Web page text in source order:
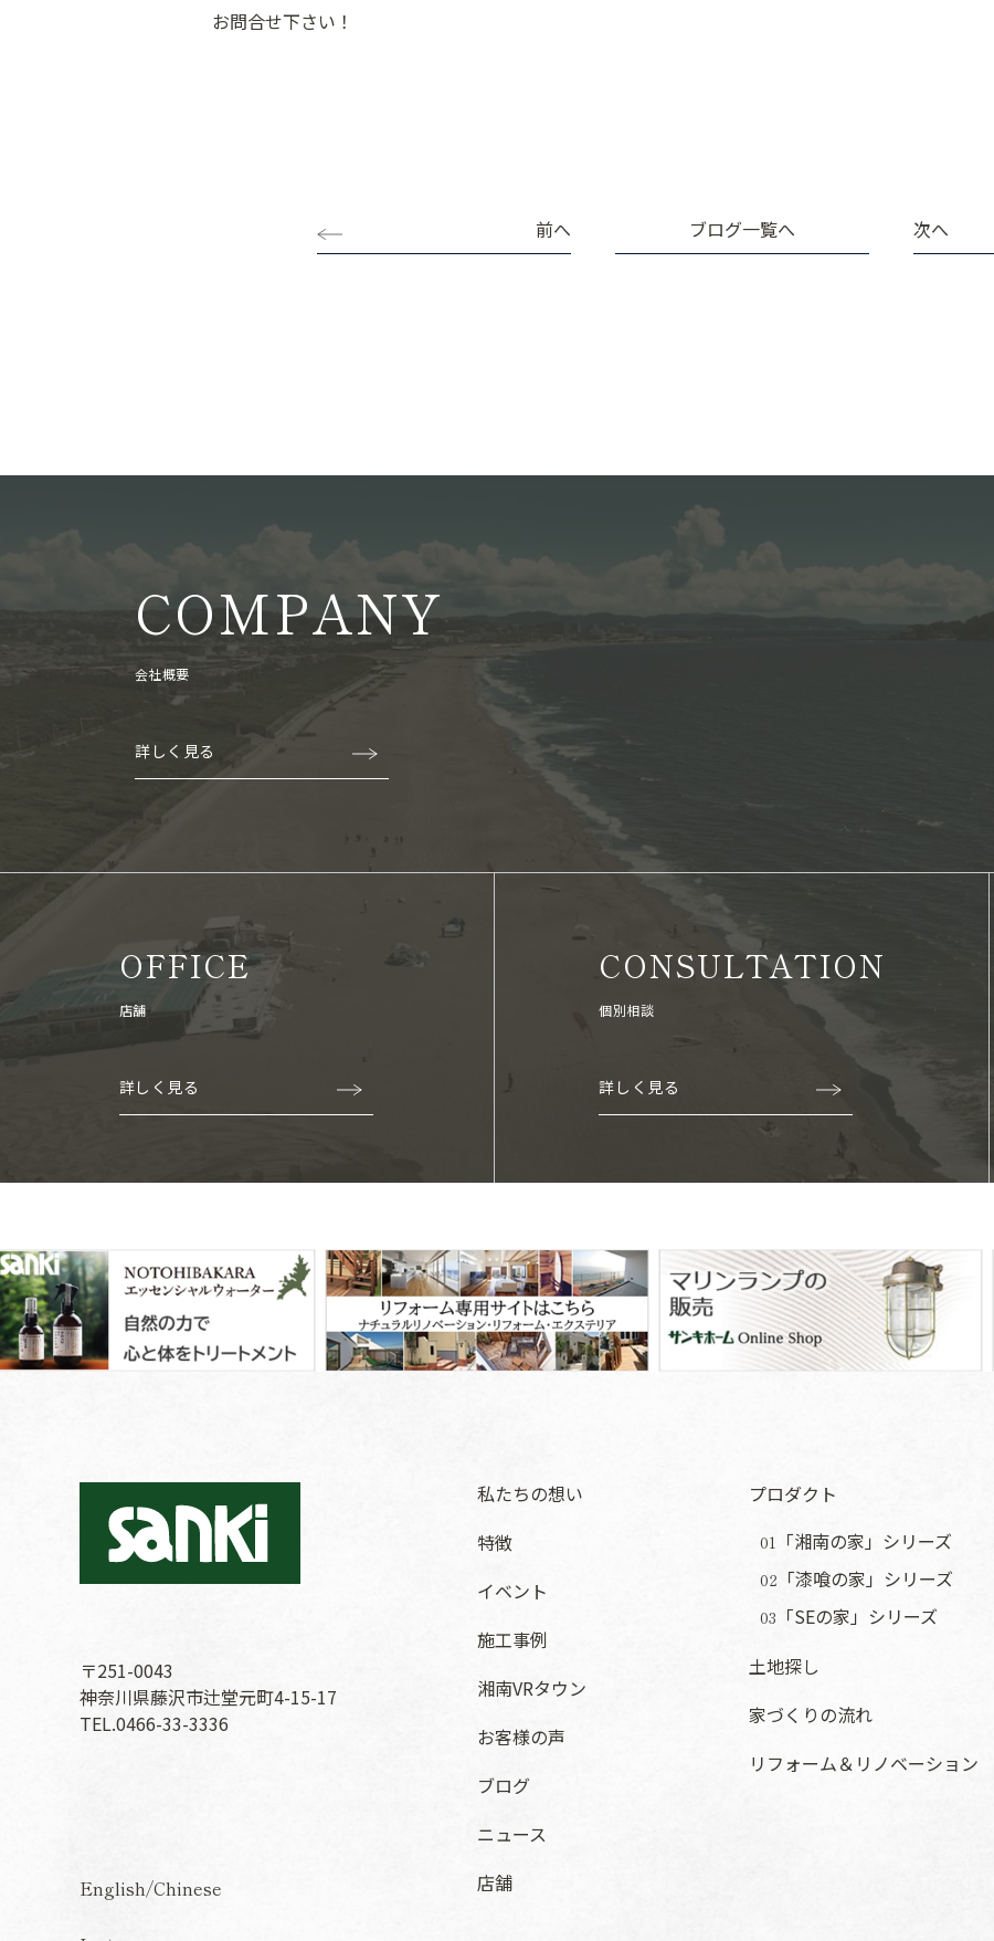
お問合せ下さい！
前へ ブログ一覧へ 次へ
COMPANY
会社概要
詳しく見る
OFFICE
店舗
詳しく見る
CONSULTATION
個別相談
詳しく見る
〒251-0043
神奈川県藤沢市辻堂元町4-15-17
TEL.0466-33-3336
English/Chinese
私たちの想い
特徴
イベント
施工事例
湘南VRタウン
お客様の声
ブログ
ニュース
店舗
プロダクト
01 「湘南の家」シリーズ
02 「漆喰の家」シリーズ
03 「SEの家」シリーズ
土地探し
家づくりの流れ
リフォーム＆リノベーション